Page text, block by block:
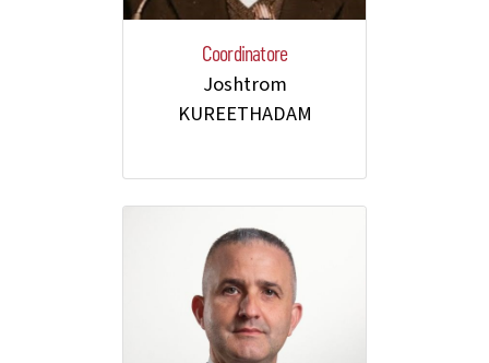
Coordinatore
Joshtrom
KUREETHADAM